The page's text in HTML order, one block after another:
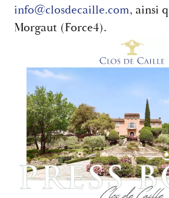
info@closdecaille.com, ainsi
Morgaut (Force4).